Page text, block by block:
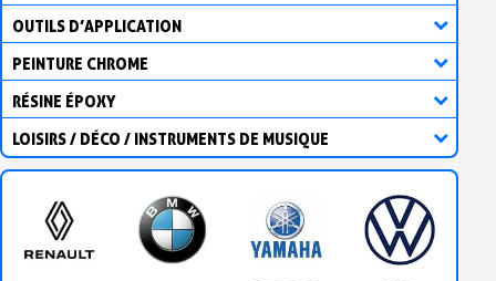
OUTILS D’APPLICATION
PEINTURE CHROME
RÉSINE ÉPOXY
LOISIRS / DÉCO / INSTRUMENTS DE MUSIQUE